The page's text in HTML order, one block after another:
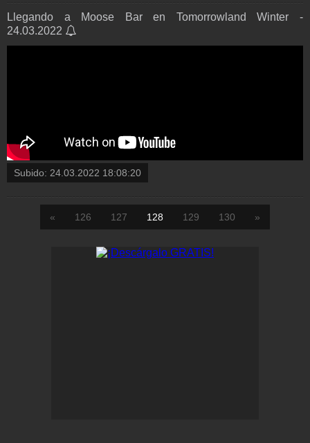
Llegando a Moose Bar en Tomorrowland Winter -
24.03.2022
Subido: 24.03.2022 18:08:20
« 126 127 128 129 130 »